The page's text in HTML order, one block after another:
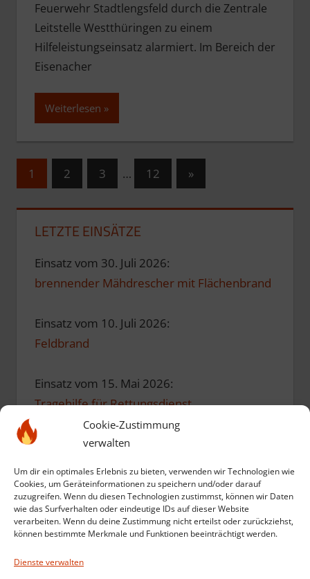
Cookie-Zustimmung
verwalten
Um dir ein optimales Erlebnis zu bieten, verwenden wir Technologien wie
Cookies, um Geräteinformationen zu speichern und/oder darauf
zuzugreifen. Wenn du diesen Technologien zustimmst, können wir Daten
wie das Surfverhalten oder eindeutige IDs auf dieser Website
verarbeiten. Wenn du deine Zustimmung nicht erteilst oder zurückziehst,
können bestimmte Merkmale und Funktionen beeinträchtigt werden.
Dienste verwalten
Feuerwehr Stadtlengsfeld durch die Zentrale
Leitstelle Westthüringen zu einem
Hilfeleistungseinsatz alarmiert. Im Bereich der
Eisenacher
Weiterlesen
Seitennummerierung
Beiträge
1 2 3 … 12
Nächste
Beiträge
»
LETZTE EINSÄTZE
Einsatz vom 30. Juli 2026:
brennender Mähdrescher mit Flächenbrand
Einsatz vom 10. Juli 2026:
Feldbrand
Einsatz vom 15. Mai 2026:
Tragehilfe für Rettungsdienst
Einsatz vom 10. Mai 2026:
Einsatz vom 12. März 2026:
Kompost in Brand